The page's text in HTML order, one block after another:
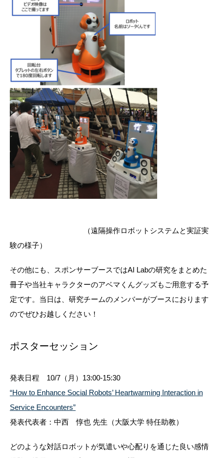
（遠隔操作ロボットシステムと実証実
験の様子）
その他にも、スポンサーブースではAI Labの研究をまとめた
冊子や当社キャラクターのアベマくんグッズもご用意する予
定です。当日は、研究チームのメンバーがブースにおります
のでぜひお越しください！
ポスターセッション
発表日程 10/7（月）13:00-15:30
“How to Enhance Social Robots’ Heartwarming Interaction in
Service Encounters”
発表代表者：中西 惇也 先生（大阪大学 特任助教）
どのような対話ロボットが気遣いや心配りを通じた良い感情